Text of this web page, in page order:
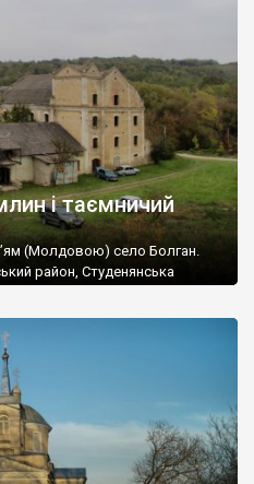
і таємничий
(Молдовою) село Болган.
район, Студенянська
хрестами. Всі епітафії, які
церковнослов’янською
ознаками – цвинтар
19 століттям. У 1924-1940